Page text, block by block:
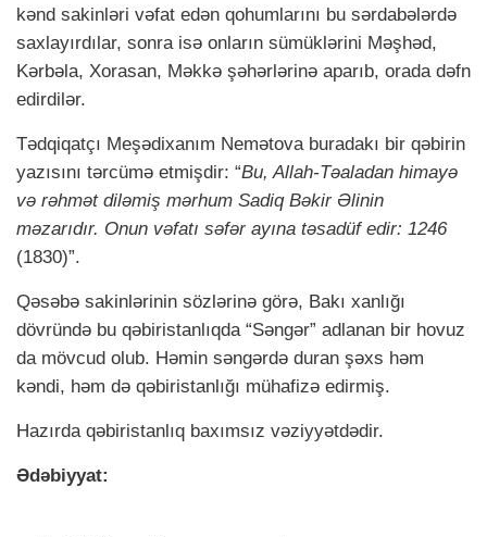
kənd sakinləri vəfat edən qohumlarını bu sərdabələrdə
saxlayırdılar, sonra isə onların sümüklərini Məşhəd,
Kərbəla, Xorasan, Məkkə şəhərlərinə aparıb, orada dəfn
edirdilər.
Tədqiqatçı Meşədixanım Nemətova buradakı bir qəbirin
yazısını tərcümə etmişdir: “Bu, Allah-Təaladan himayə
və rəhmət diləmiş mərhum Sadiq Bəkir Əlinin
məzarıdır. Onun vəfatı səfər ayına təsadüf edir: 1246
(1830)”.
Qəsəbə sakinlərinin sözlərinə görə, Bakı xanlığı
dövründə bu qəbiristanlıqda “Səngər” adlanan bir hovuz
da mövcud olub. Həmin səngərdə duran şəxs həm
kəndi, həm də qəbiristanlığı mühafizə edirmiş.
Hazırda qəbiristanlıq baxımsız vəziyyətdədir.
Ədəbiyyat: